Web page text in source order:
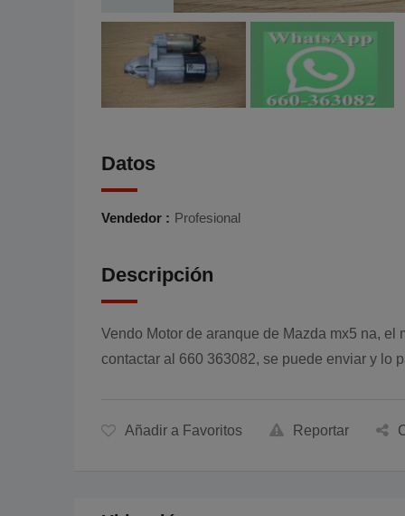
Datos
Vendedor : Profesional
Descripción
Vendo Motor de aranque de Mazda mx5 na,
contactar al 660 363082, se puede enviar y lo
Añadir a Favoritos Reportar